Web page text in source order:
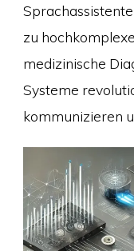
zu
medizinische
Systeme
kommunizieren